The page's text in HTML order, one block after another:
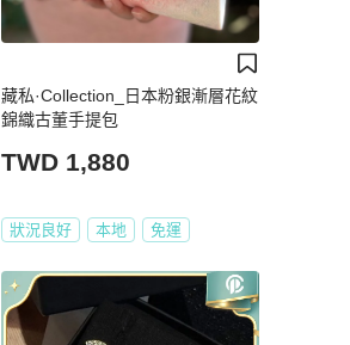
藏私·Collection_日本粉銀漸層花紋
錦織古董手提包
TWD 1,880
狀況良好 本地 免運